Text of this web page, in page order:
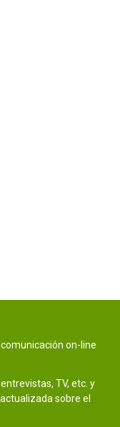
comunicación on-line
TV, etc. y
sobre el